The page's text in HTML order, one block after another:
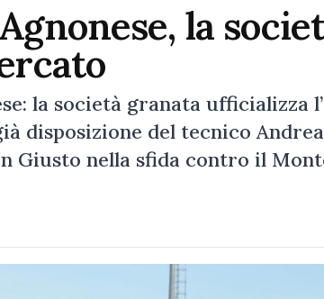
la
la società granata ufficializza
disposizione del tecnico
Giusto nella sfida contro il